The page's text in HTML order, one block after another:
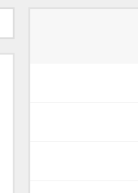
دانلود آهنگ جدید علیرضا